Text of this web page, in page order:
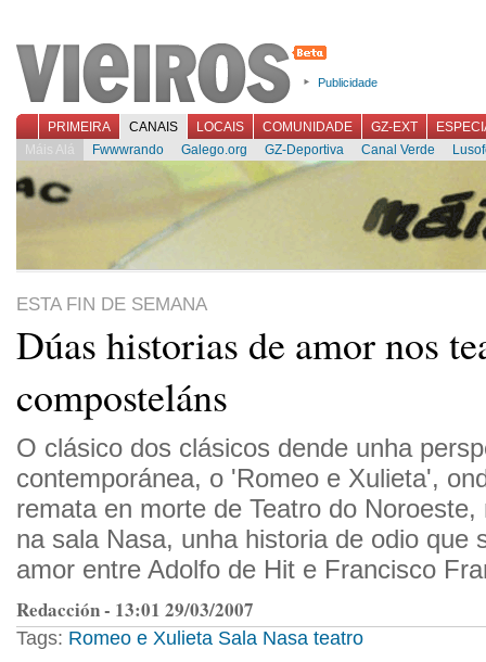
Publicidade
PRIMEIRA CANAIS LOCAIS COMUNIDADE GZ-EXT
Máis Alá
Fwwwrando Galego.org GZ-Deportiva Canal Verde
ESTA FIN DE SEMANA
Dúas historias de amor nos
composteláns
O clásico dos clásicos dende unha
contemporánea, o 'Romeo e Xulieta',
remata en morte de Teatro do
na sala Nasa, unha historia de odio que
amor entre Adolfo de Hit e Francisco
Redacción - 13:01 29/03/2007
Tags: Romeo e Xulieta Sala Nasa teatro